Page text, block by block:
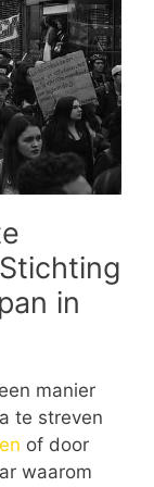
in
manier
te streven
of door
waarom